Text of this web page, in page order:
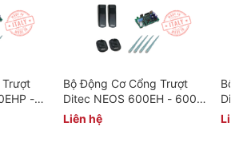
Trượt
-
Bộ Động Cơ Cổng Trượt
Ditec NEOS 600EH - 600
Kg/Cánh
Liên hệ
Bộ
Kg/